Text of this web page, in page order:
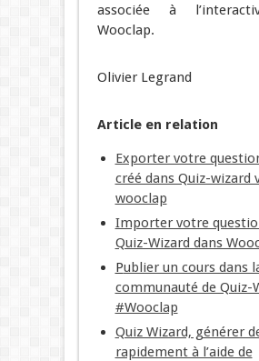
associée à
Wooclap.
Olivier Legrand
Article en relation
Exporter votre
créé dans Quiz-wizard
wooclap
Importer votre
Quiz-Wizard dans
Publier un cours dans
communauté de Quiz-
#Wooclap
Quiz Wizard, générer
rapidement à l’aide de